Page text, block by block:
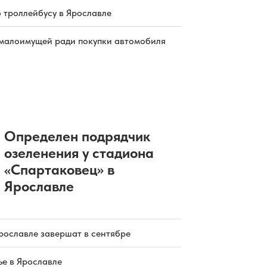
троллейбусу в Ярославле
ради покупки автомобиля
Определен подрядчик
озеленения у стадиона
«Спартаковец» в
Ярославле
завершат в сентябре
в Ярославле